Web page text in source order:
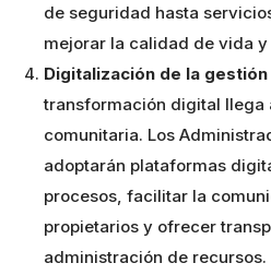
de seguridad hasta
mejorar la calidad de vida
Digitalización de la
transformación digital llega
comunitaria. Los
adoptarán plataformas
procesos, facilitar la
propietarios y ofrecer
administración de